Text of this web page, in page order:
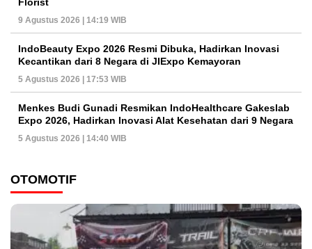
9 Agustus 2026 | 14:19 WIB
IndoBeauty Expo 2026 Resmi Dibuka, Hadirkan Inovasi
Kecantikan dari 8 Negara di JIExpo Kemayoran
5 Agustus 2026 | 17:53 WIB
Menkes Budi Gunadi Resmikan IndoHealthcare Gakeslab
Expo 2026, Hadirkan Inovasi Alat Kesehatan dari 9 Negara
5 Agustus 2026 | 14:40 WIB
OTOMOTIF